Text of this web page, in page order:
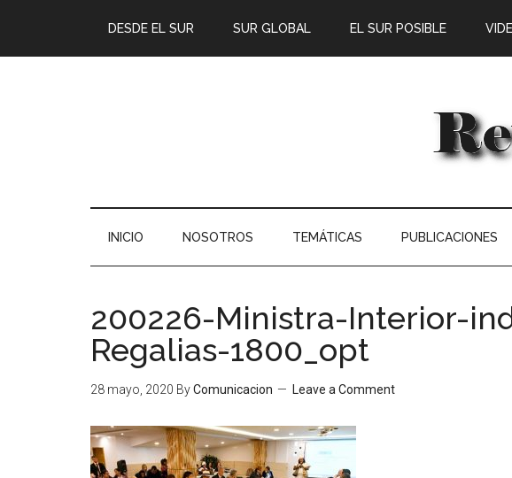
DESDE EL SUR SUR GLOBAL EL SUR POSIBLE
INICIO NOSOTROS TEMÁTICAS PUBLICACIONES
200226-Ministra-Interior-
Regalias-1800_opt
28 mayo, 2020 ByComunicacion Leave a Comment